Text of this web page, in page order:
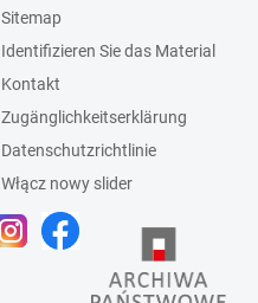
Sitemap
Identifizieren Sie das Material
Kontakt
Zugänglichkeitserklärung
Datenschutzrichtlinie
Włącz nowy slider